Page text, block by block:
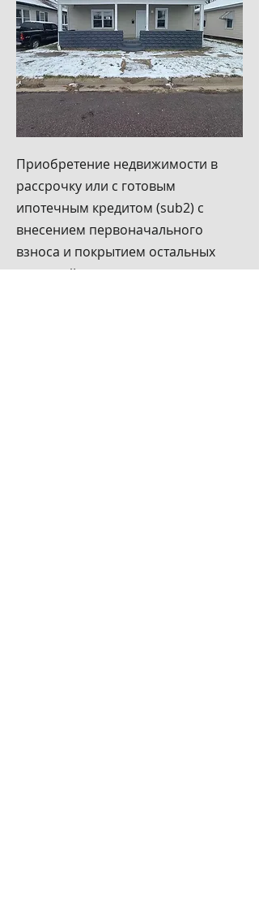
Приобретение недвижимости в
рассрочку или с готовым
ипотечным кредитом (sub2) c
внесением первоначального
взноса и покрытием остальных
платежей за счет арендатора.